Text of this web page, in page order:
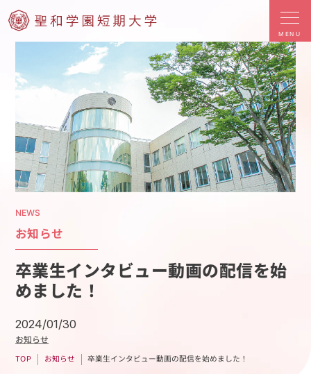
MENU
NEWS
お知らせ
卒業生インタビュー動画の配信を始
めました！
2024/01/30
お知らせ
TOP お知らせ 卒業生インタビュー動画の配信を始めました！